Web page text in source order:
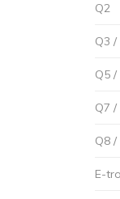
Q2
Q3 /
Q5 /
Q7 /
Q8 /
E-